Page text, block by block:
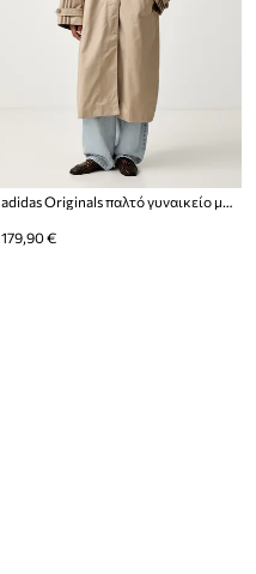
adidas Originals παλτό γυναικείο με βαμβάκι
179,90 €